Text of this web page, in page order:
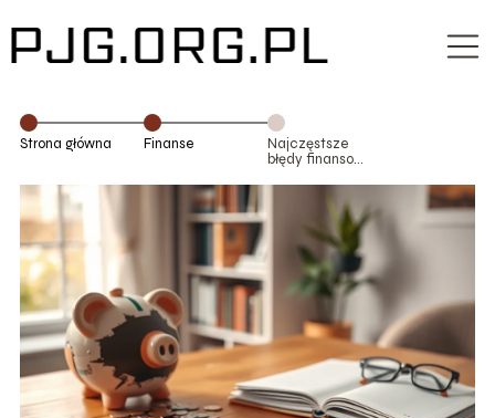
Strona główna Finanse
Najczęstsze
błędy finansowe
dorosłych – jak
ich uniknąć?